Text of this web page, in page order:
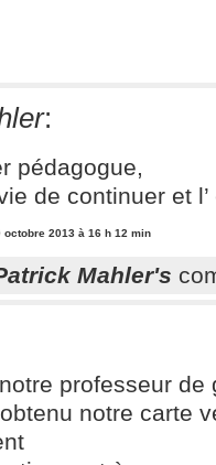
:
pédagogue,
de continuer et
octobre 2013 à 16 h 12 min
Mahler's
professeur de
notre carte